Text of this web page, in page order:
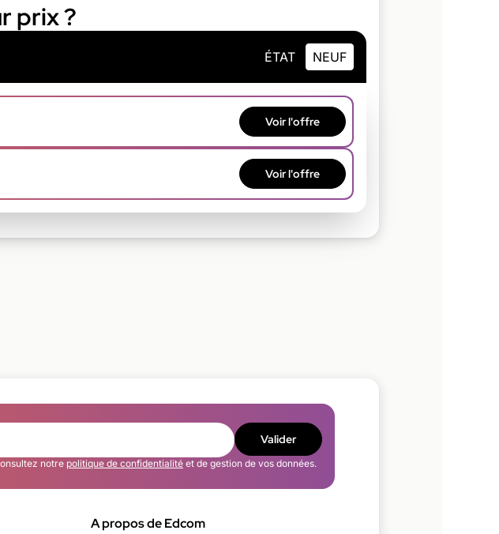
prix ?
ÉTAT NEUF
Voirl'offre
Voirl'offre
Valider
notre politique de confidentialité et de gestion de vos données.
A propos de Edcom